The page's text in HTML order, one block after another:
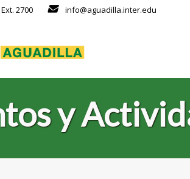
2700 info@aguadilla.inter.edu
y